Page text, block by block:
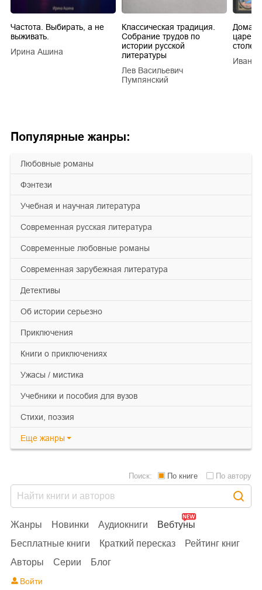
Популярные жанры:
любовные романы
фэнтези
учебная и научная литература
современная русская литература
современные любовные романы
современная зарубежная литература
детективы
об истории серьезно
приключения
книги о приключениях
ужасы / мистика
учебники и пособия для вузов
cтихи, поэзия
Еще жанры
Частота. Выбирать, а не
выживать.
Ирина Ашина
Классическая традиция.
Собрание трудов по
истории русской
литературы
Лев Васильевич
Пумпянский
царей
Иван
Жанры Новинки Аудиокниги
Вебтуны
Бесплатные книги
Краткий пересказ
Рейтинг книг
Авторы
Серии Блог
Поиск: По книге По автору
Войти